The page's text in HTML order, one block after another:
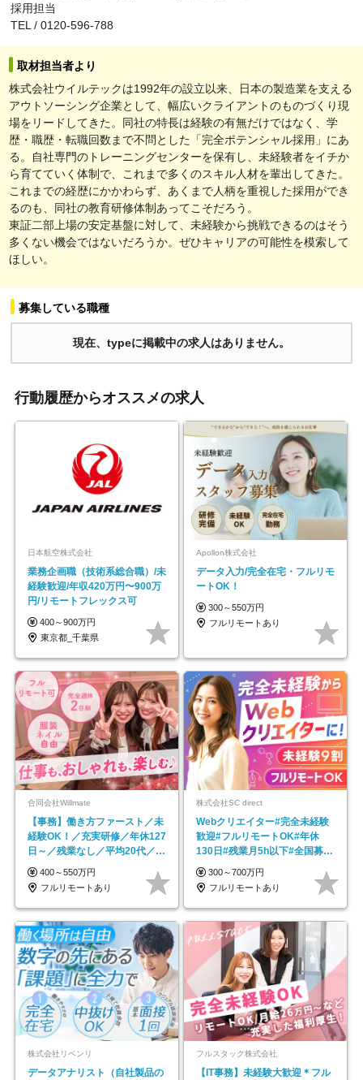
採用担当
TEL / 0120-596-788
取材担当者より
株式会社ウイルテックは1992年の設立以来、日本の製造業を支える
アウトソーシング企業として、幅広いクライアントのものづくり現
場をリードしてきた。同社の特長は経験の有無だけではなく、学
歴・職歴・転職回数まで不問とした「完全ポテンシャル採用」にあ
る。自社専門のトレーニングセンターを保有し、未経験者をイチか
ら育てていく体制で、これまで多くのスキル人材を輩出してきた。
これまでの経歴にかかわらず、あくまで人柄を重視した採用ができ
るのも、同社の教育研修体制あってこそだろう。
東証二部上場の安定基盤に対して、未経験から挑戦できるのはそう
多くない機会ではないだろうか。ぜひキャリアの可能性を模索して
ほしい。
募集している職種
現在、typeに掲載中の求人はありません。
行動履歴からオススメの求人
日本航空株式会社
業務企画職（技術系総合職）/未
経験歓迎/年収420万円〜900万
円/リモートフレックス可
400～900万円
東京都_千葉県
Apollon株式会社
データ入力/完全在宅・フルリモ
ートOK！
300～550万円
フルリモートあり
合同会社Willmate
【事務】働き方ファースト／未
経験OK！／充実研修／年休127
日～／残業なし／平均20代／リ
モートOK
400～550万円
フルリモートあり
株式会社SC direct
Webクリエイター#完全未経験
歓迎#フルリモートOK#年休
130日#残業月5h以下#全国募集
#最大1年の研修
300～700万円
フルリモートあり
株式会社リベンリ
データアナリスト（自社製品の
フルスタック株式会社
【IT事務】未経験大歓迎＊フル